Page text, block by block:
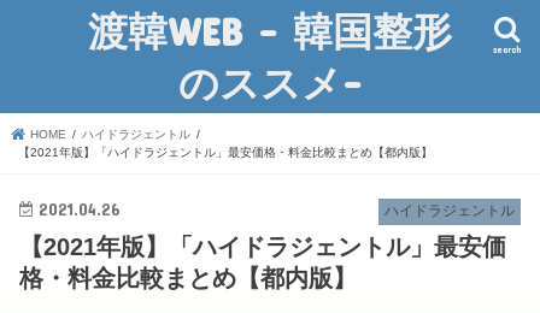
渡韓WEB – 韓国整形
のススメ-
search
HOME
ハイドラジェントル
【2021年版】「ハイドラジェントル」最安価格・料金比較まとめ【都内版】
ハイドラジェントル
2021.04.26
【2021年版】「ハイドラジェントル」最安価
格・料金比較まとめ【都内版】